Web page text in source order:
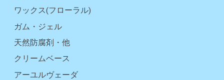
ワックス(フローラル)
ガム・ジェル
天然防腐剤・他
クリームベース
アーユルヴェーダ